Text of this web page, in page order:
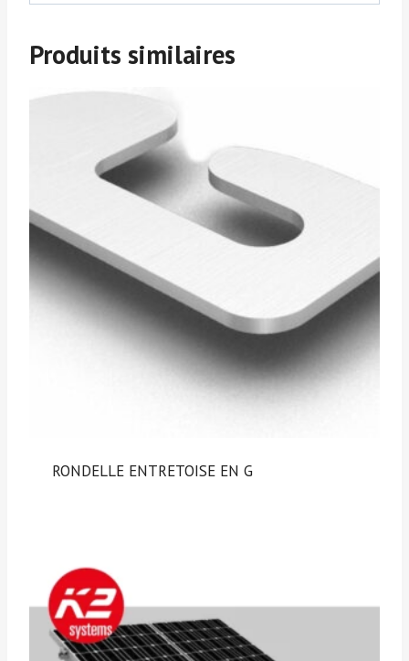
Produits similaires
RONDELLE ENTRETOISE EN G